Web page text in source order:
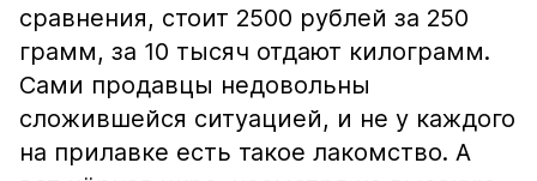
сравнения, стоит 2500 рублей за 250
грамм, за 10 тысяч отдают килограмм.
Сами продавцы недовольны
сложившейся ситуацией, и не у каждого
на прилавке есть такое лакомство. А